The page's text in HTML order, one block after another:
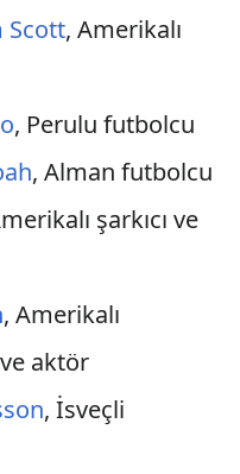
Scott, Amerikalı
, Perulu futbolcu
, Alman futbolcu
şarkıcı ve
, Amerikalı
aktör
, İsveçli